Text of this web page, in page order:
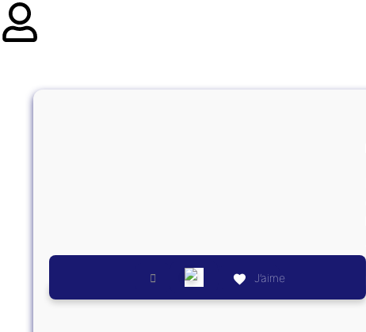
J’aime